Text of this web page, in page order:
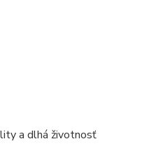
a dlhá životnosť